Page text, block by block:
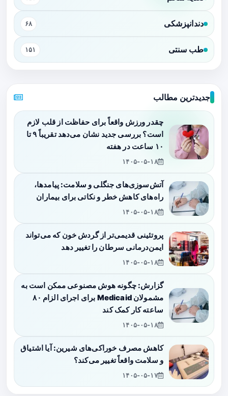
دندانپزشکی ۶۸
طب سنتی ۱۵۱
جدیدترین مطالب
چقدر ورزش واقعاً برای حفاظت از قلب لازم
است؟ بررسی جدید نشان می‌دهد تقریباً ۹ تا
۱۰ ساعت در هفته
۱۴۰۵-۰۵-۱۸
آتش‌سوزی‌های جنگلی و سلامت: پیامدها،
راه‌های کاهش خطر و نکاتی برای بیماران
۱۴۰۵-۰۵-۱۸
پروتئینی قدیمی‌تر از گردش خون که می‌تواند
ایمن‌درمانی سرطان را تغییر دهد
۱۴۰۵-۰۵-۱۸
گزارش: چگونه هوش مصنوعی ممکن است به
مشمولان Medicaid برای اجرای الزام ۸۰
ساعته کار کمک کند
۱۴۰۵-۰۵-۱۸
کاهش مصرف خوراکی‌های شیرین: آیا اشتیاق
و سلامت واقعاً تغییر می‌کند؟
۱۴۰۵-۰۵-۱۷